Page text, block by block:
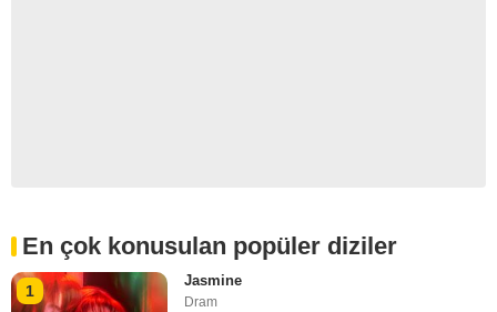
En çok konusulan popüler diziler
1
Jasmine
Dram